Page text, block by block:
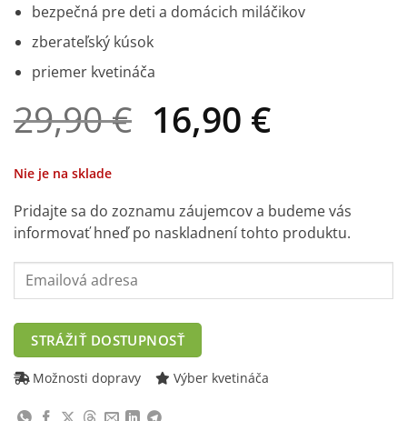
bezpečná pre deti a domácich miláčikov
zberateľský kúsok
priemer kvetináča
29,90€ Pôvodná
cena
29,90 €.
16,90 €
16,90 €.
Nie je na sklade
Pridajte sa do zoznamu záujemcov a budeme vás
informovať hneď po naskladnení tohto produktu.
Enter
your
address
to
join
waitlist
STRÁŽIŤ DOSTUPNOSŤ
Možnosti dopravy Výber kvetináča